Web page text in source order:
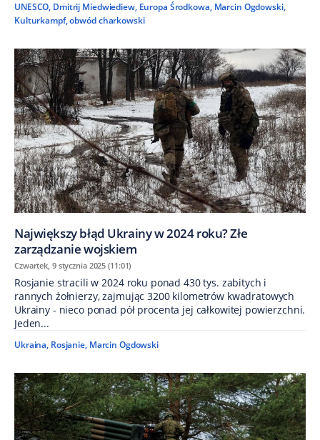
UNESCO, Dmitrij Miedwiediew, Europa Środkowa, Marcin Ogdowski,
Kulturkampf,obwód charkowski
Największy błąd Ukrainy w 2024 roku? Złe
zarządzanie wojskiem
Czwartek, 9 stycznia 2025 (11:01)
Rosjanie stracili w 2024 roku ponad 430 tys. zabitych i
rannych żołnierzy, zajmując 3200 kilometrów kwadratowych
Ukrainy - nieco ponad pół procenta jej całkowitej powierzchni.
Jeden...
Ukraina, Rosjanie, Marcin Ogdowski